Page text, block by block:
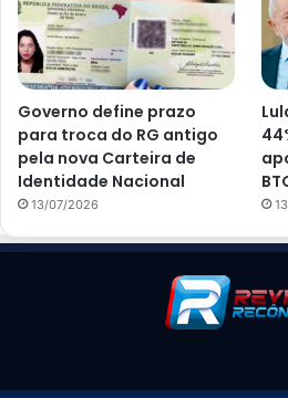
Governo define prazo
para troca do RG antigo
pela nova Carteira de
Identidade Nacional
13/07/2026